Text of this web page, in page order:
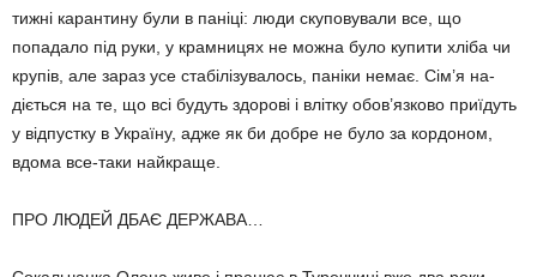
тижні карантину були в паніці: люди скуповували все, що
попадало під руки, у крамницях не можна було купити хліба чи
крупів, але зараз усе стабілізувалось, паніки немає. Сім’я на­
діється на те, що всі будуть здорові і влітку обов’язково приїдуть
у відпустку в Україну, адже як би добре не було за кордоном,
вдома все-таки найкраще.
ПРО ЛЮДЕЙ ДБАЄ ДЕРЖАВА…